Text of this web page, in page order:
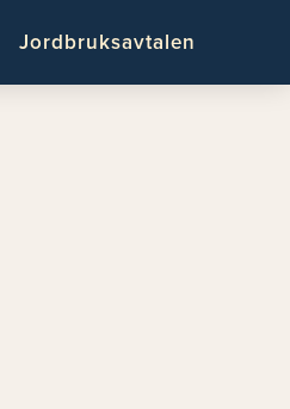
Jordbruksavtalen